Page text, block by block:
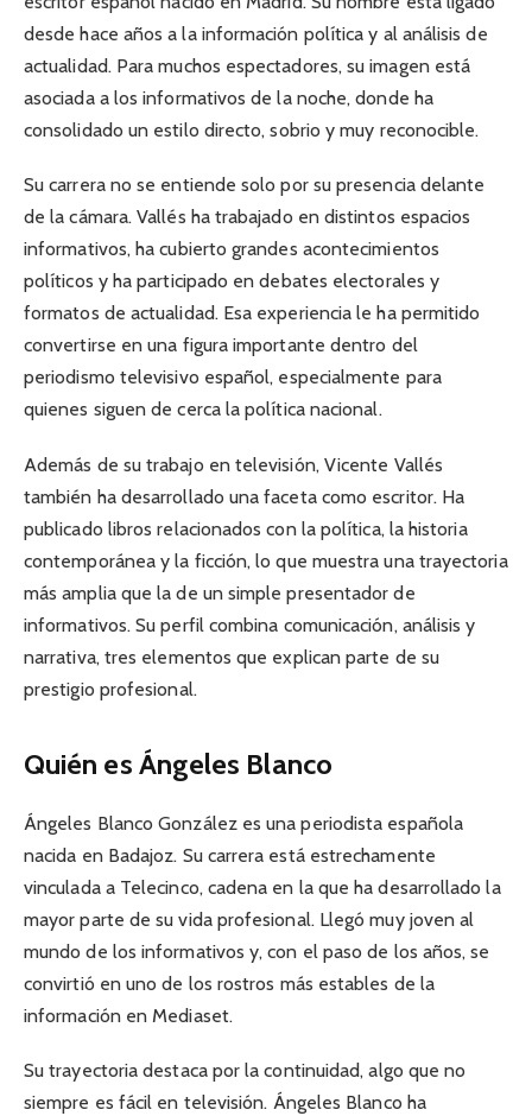
desde hace años a la información política y al análisis de
actualidad. Para muchos espectadores, su imagen está
asociada a los informativos de la noche, donde ha
consolidado un estilo directo, sobrio y muy reconocible.
Su carrera no se entiende solo por su presencia delante
de la cámara. Vallés ha trabajado en distintos espacios
informativos, ha cubierto grandes acontecimientos
políticos y ha participado en debates electorales y
formatos de actualidad. Esa experiencia le ha permitido
convertirse en una figura importante dentro del
periodismo televisivo español, especialmente para
quienes siguen de cerca la política nacional.
Además de su trabajo en televisión, Vicente Vallés
también ha desarrollado una faceta como escritor. Ha
publicado libros relacionados con la política, la historia
contemporánea y la ficción, lo que muestra una trayectoria
más amplia que la de un simple presentador de
informativos. Su perfil combina comunicación, análisis y
narrativa, tres elementos que explican parte de su
prestigio profesional.
Quién es Ángeles Blanco
Ángeles Blanco González es una periodista española
nacida en Badajoz. Su carrera está estrechamente
vinculada a Telecinco, cadena en la que ha desarrollado la
mayor parte de su vida profesional. Llegó muy joven al
mundo de los informativos y, con el paso de los años, se
convirtió en uno de los rostros más estables de la
información en Mediaset.
Su trayectoria destaca por la continuidad, algo que no
siempre es fácil en televisión. Ángeles Blanco ha